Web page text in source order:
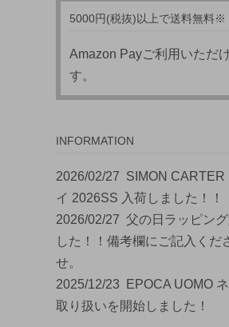
5000円(税抜)以上で送料無料※
Amazon Payご利用いただ
す。
INFORMATION
2026/02/27 SIMON CARTER
イ 2026SS 入荷しました！！
2026/02/27父の日ラッピング
した！！備考欄にご記入くだ
せ。
2025/12/23
EPOCA UOMO
取り扱いを開始しました！